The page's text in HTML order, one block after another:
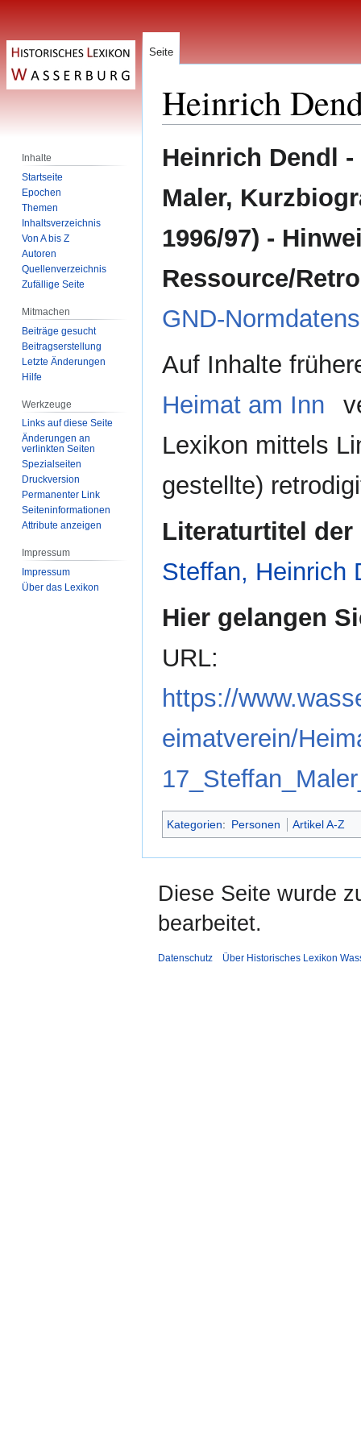
Heinrich
Zur
Navigation
Zur
Suche
Heinrich Dendl
Maler,
1996/97) -
Ressource/
GND-
Auf Inhalte
Heimat am Inn
Lexikon mittels
gestellte)
Literaturtitel
Steffan, Heinrich
Hier gelangen
URL:
https://
eimatverein/
Kategorien: Personen Artikel A-Z
Seite
Inhalte
Startseite
Epochen
Themen
Inhaltsverzeichnis
Von A bis Z
Autoren
Quellenverzeichnis
Zufällige Seite
Mitmachen
Beiträge gesucht
Beitragserstellung
Letzte Änderungen
Hilfe
Werkzeuge
Links auf diese Seite
Änderungen an
verlinkten Seiten
Spezialseiten
Druckversion
Permanenter Link
Seiten­­informationen
Attribute anzeigen
Impressum
Impressum
Über das Lexikon
Diese Seite wurde
bearbeitet.
Datenschutz Über Historisches Lexikon